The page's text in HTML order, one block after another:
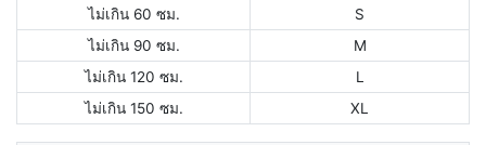
ไม่เกิน 60 ซม.
S
ไม่เกิน 90 ซม.
M
ไม่เกิน 120 ซม.
L
ไม่เกิน 150 ซม.
XL